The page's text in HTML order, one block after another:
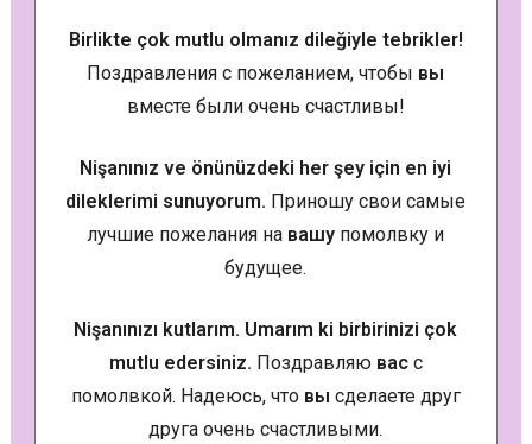
Birlikte çok mutlu olmanız dileğiyle tebrikler!
Поздравления с пожеланием, чтобы вы
вместе были очень счастливы!
Nişanınız ve önünüzdeki her şey için en iyi
dileklerimi sunuyorum. Приношу свои самые
лучшие пожелания на вашу помолвку и
будущее.
Nişanınızı kutlarım. Umarım ki birbirinizi çok
mutlu edersiniz. Поздравляю васс
помолвкой. Надеюсь, что вы сделаете друг
друга очень счастливыми.